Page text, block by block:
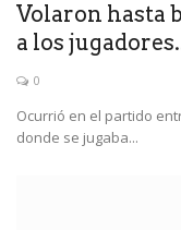
Volaron hasta
a los
0
Ocurrió en el partido
donde se jugaba...